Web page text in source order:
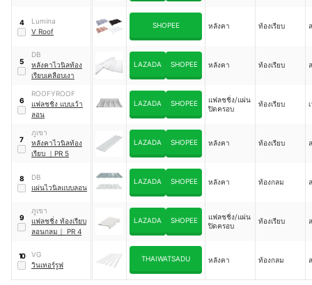
4
Lumina
V Roof
SHOPEE หลังคา ท้องเรียบ
5
DB
หลังคาไวนิลท้อง
เรียบเคลือบเงา
LAZADA SHOPEE หลังคา ท้องเรียบ
6
ROOFYROOF
แฟลชชิ่ง แบบเว้า
ลอน
LAZADA SHOPEE
แฟลชชิ่ง/แผ่น
ปิดครอบ
ท้องเรียบ
7
ภูเขา
หลังคาไวนิลท้อง
เรียบ ｜ PR 5
LAZADA SHOPEE หลังคา ท้องเรียบ
8
DB
แผ่นไวนิลแบบลอน
LAZADA SHOPEE หลังคา ท้องกลม
9
ภูเขา
แฟลชชิ่ง ท้องเรียบ
ลอนกลม ｜ PR 4
LAZADA SHOPEE
แฟลชชิ่ง/แผ่น
ปิดครอบ
ท้องเรียบ
10
VG
วินเทอร์รูฟ
THAIWATSADU หลังคา ท้องกลม